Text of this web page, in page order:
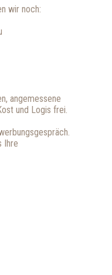
wir noch:
angemessene
und Logis frei.
Ihre